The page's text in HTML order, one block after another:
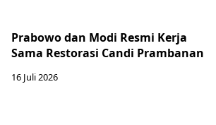
Prabowo dan Modi Resmi Kerja
Sama Restorasi Candi Prambanan
16 Juli 2026